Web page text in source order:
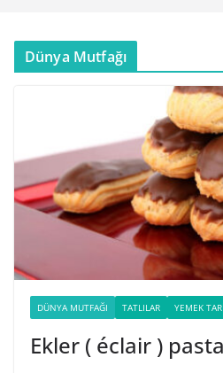
Dünya Mutfağı
DÜNYA MUTFAĞI TATLILAR YEMEK
Ekler ( éclair )